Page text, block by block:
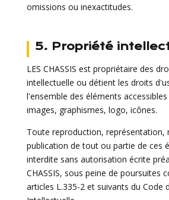
omissions ou inexactitudes.
5. Propriété
LES CHASSIS est propriétaire des
intellectuelle ou détient les droits
l'ensemble des éléments
images, graphismes, logo, icônes.
Toute reproduction, représentation,
publication de tout ou partie de ces
interdite sans autorisation écrite
CHASSIS, sous peine de poursuites
articles L.335-2 et suivants du Code